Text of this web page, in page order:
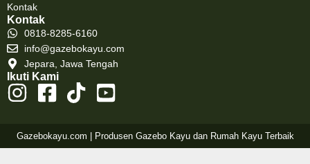
Kontak
Kontak
0818-8285-6160
info@gazebokayu.com
Jepara, Jawa Tengah
Ikuti Kami
Gazebokayu.com | Produsen Gazebo Kayu dan Rumah Kayu Terbaik